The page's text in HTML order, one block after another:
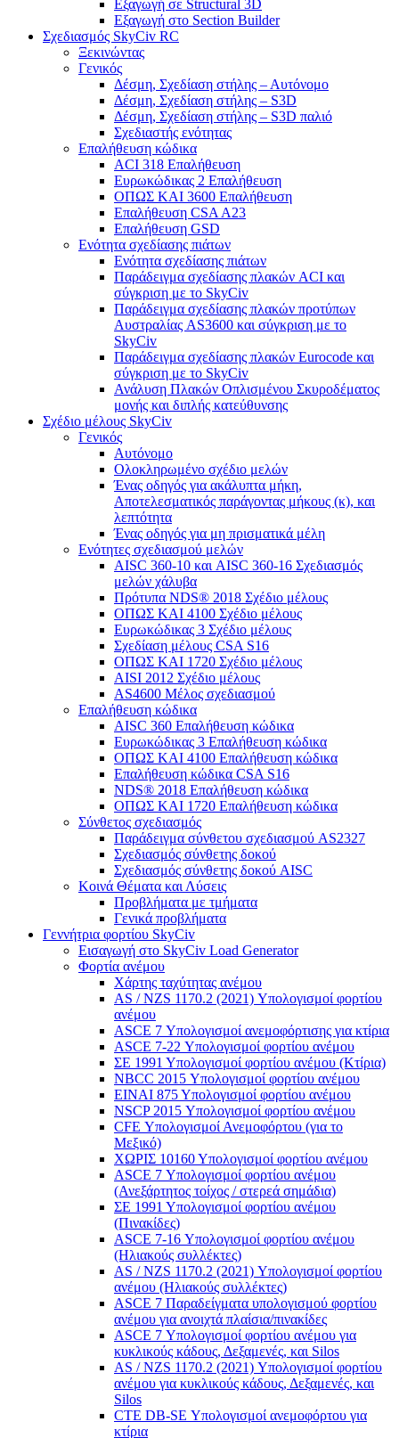
Εξαγωγή σε Structural 3D
Εξαγωγή στο Section Builder
Σχεδιασμός SkyCiv RC
Ξεκινώντας
Γενικός
Δέσμη, Σχεδίαση στήλης – Αυτόνομο
Δέσμη, Σχεδίαση στήλης – S3D
Δέσμη, Σχεδίαση στήλης – S3D παλιό
Σχεδιαστής ενότητας
Επαλήθευση κώδικα
ACI 318 Επαλήθευση
Ευρωκώδικας 2 Επαλήθευση
ΟΠΩΣ ΚΑΙ 3600 Επαλήθευση
Επαλήθευση CSA A23
Επαλήθευση GSD
Ενότητα σχεδίασης πιάτων
Ενότητα σχεδίασης πιάτων
Παράδειγμα σχεδίασης πλακών ACI και
σύγκριση με το SkyCiv
Παράδειγμα σχεδίασης πλακών προτύπων
Αυστραλίας AS3600 και σύγκριση με το
SkyCiv
Παράδειγμα σχεδίασης πλακών Eurocode και
σύγκριση με το SkyCiv
Ανάλυση Πλακών Οπλισμένου Σκυροδέματος
μονής και διπλής κατεύθυνσης
Σχέδιο μέλους SkyCiv
Γενικός
Αυτόνομο
Ολοκληρωμένο σχέδιο μελών
Ένας οδηγός για ακάλυπτα μήκη,
Αποτελεσματικός παράγοντας μήκους (κ), και
λεπτότητα
Ένας οδηγός για μη πρισματικά μέλη
Ενότητες σχεδιασμού μελών
AISC 360-10 και AISC 360-16 Σχεδιασμός
μελών χάλυβα
Πρότυπα NDS® 2018 Σχέδιο μέλους
ΟΠΩΣ ΚΑΙ 4100 Σχέδιο μέλους
Ευρωκώδικας 3 Σχέδιο μέλους
Σχεδίαση μέλους CSA S16
ΟΠΩΣ ΚΑΙ 1720 Σχέδιο μέλους
AISI 2012 Σχέδιο μέλους
AS4600 Μέλος σχεδιασμού
Επαλήθευση κώδικα
AISC 360 Επαλήθευση κώδικα
Ευρωκώδικας 3 Επαλήθευση κώδικα
ΟΠΩΣ ΚΑΙ 4100 Επαλήθευση κώδικα
Επαλήθευση κώδικα CSA S16
NDS® 2018 Επαλήθευση κώδικα
ΟΠΩΣ ΚΑΙ 1720 Επαλήθευση κώδικα
Σύνθετος σχεδιασμός
Παράδειγμα σύνθετου σχεδιασμού AS2327
Σχεδιασμός σύνθετης δοκού
Σχεδιασμός σύνθετης δοκού AISC
Κοινά Θέματα και Λύσεις
Προβλήματα με τμήματα
Γενικά προβλήματα
Γεννήτρια φορτίου SkyCiv
Εισαγωγή στο SkyCiv Load Generator
Φορτία ανέμου
Χάρτης ταχύτητας ανέμου
AS / NZS 1170.2 (2021) Υπολογισμοί φορτίου
ανέμου
ASCE 7 Υπολογισμοί ανεμοφόρτισης για κτίρια
ASCE 7-22 Υπολογισμοί φορτίου ανέμου
ΣΕ 1991 Υπολογισμοί φορτίου ανέμου (Κτίρια)
NBCC 2015 Υπολογισμοί φορτίου ανέμου
ΕΙΝΑΙ 875 Υπολογισμοί φορτίου ανέμου
NSCP 2015 Υπολογισμοί φορτίου ανέμου
CFE Υπολογισμοί Ανεμοφόρτου (για το
Μεξικό)
ΧΩΡΙΣ 10160 Υπολογισμοί φορτίου ανέμου
ASCE 7 Υπολογισμοί φορτίου ανέμου
(Ανεξάρτητος τοίχος / στερεά σημάδια)
ΣΕ 1991 Υπολογισμοί φορτίου ανέμου
(Πινακίδες)
ASCE 7-16 Υπολογισμοί φορτίου ανέμου
(Ηλιακούς συλλέκτες)
AS / NZS 1170.2 (2021) Υπολογισμοί φορτίου
ανέμου (Ηλιακούς συλλέκτες)
ASCE 7 Παραδείγματα υπολογισμού φορτίου
ανέμου για ανοιχτά πλαίσια/πινακίδες
ASCE 7 Υπολογισμοί φορτίου ανέμου για
κυκλικούς κάδους, Δεξαμενές, και Silos
AS / NZS 1170.2 (2021) Υπολογισμοί φορτίου
ανέμου για κυκλικούς κάδους, Δεξαμενές, και
Silos
CTE DB-SE Υπολογισμοί ανεμοφόρτου για
κτίρια